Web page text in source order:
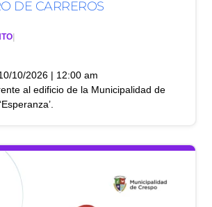
DE CARREROS
10/2026 | 12:00 am
al edificio de la Municipalidad de